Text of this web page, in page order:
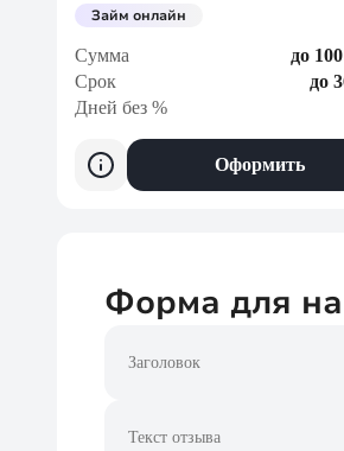
Займ онлайн
Сумма
до
Срок
до
Дней без %
Оформить
Форма для